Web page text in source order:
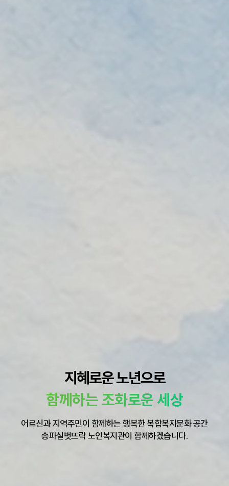
지혜로운 노년으로
함께하는 조화로운 세상
어르신과 지역주민이 함께하는 행복한 복합복지문화 공간
송파실벗뜨락 노인복지관이 함께하겠습니다.